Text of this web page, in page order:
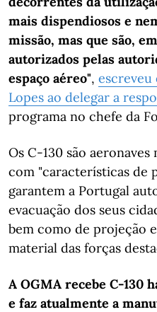
mais dispendiosos e
missão, mas que são,
autorizados pelas
espaço aéreo",
Lopes ao delegar a
programa no chefe da
Os C-130 são
com "características de
garantem a Portugal
evacuação dos seus
bem como de projeção
material das forças
A OGMA recebe C-130
e faz atualmente a